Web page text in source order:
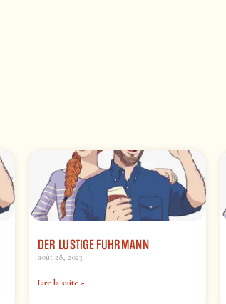
DER LUSTIGE FUHRMANN
août 28, 2023
Lire la suite »